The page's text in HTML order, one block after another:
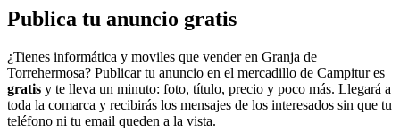
Publica tu anuncio gratis
¿Tienes informática y moviles que vender en Granja de
Torrehermosa? Publicar tu anuncio en el mercadillo de Campitur es
gratis y te lleva un minuto: foto, título, precio y poco más. Llegará a
toda la comarca y recibirás los mensajes de los interesados sin que tu
teléfono ni tu email queden a la vista.